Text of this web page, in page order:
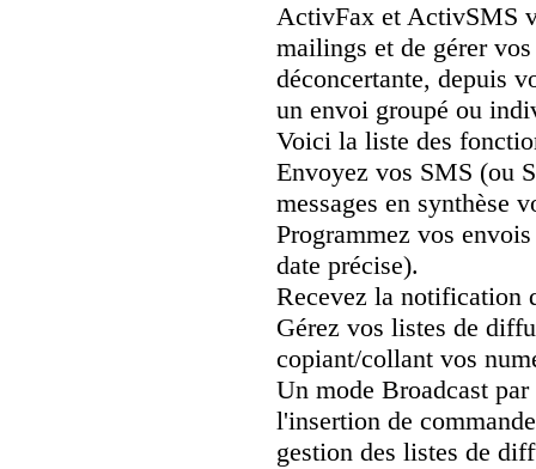
ActivFax et ActivSMS
mailings et de gérer
déconcertante, depuis
un envoi groupé ou
Voici la liste des
Envoyez vos SMS (ou
messages en synthèse
Programmez vos
date précise).
Recevez la notification
Gérez vos listes de
copiant/collant vos
Un mode Broadcast
l'insertion de
gestion des listes de